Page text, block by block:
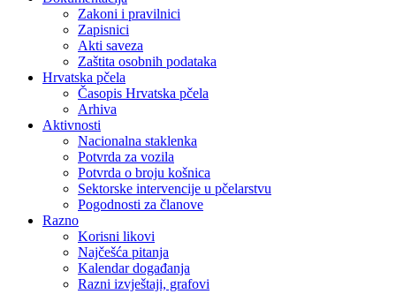
Zakoni i pravilnici
Zapisnici
Akti saveza
Zaštita osobnih podataka
Hrvatska pčela
Časopis Hrvatska pčela
Arhiva
Aktivnosti
Nacionalna staklenka
Potvrda za vozila
Potvrda o broju košnica
Sektorske intervencije u pčelarstvu
Pogodnosti za članove
Razno
Korisni likovi
Najčešća pitanja
Kalendar događanja
Razni izvještaji, grafovi